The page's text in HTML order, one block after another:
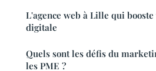
L'agence web à Lille qui
digitale
Quels sont les défis du
les PME ?